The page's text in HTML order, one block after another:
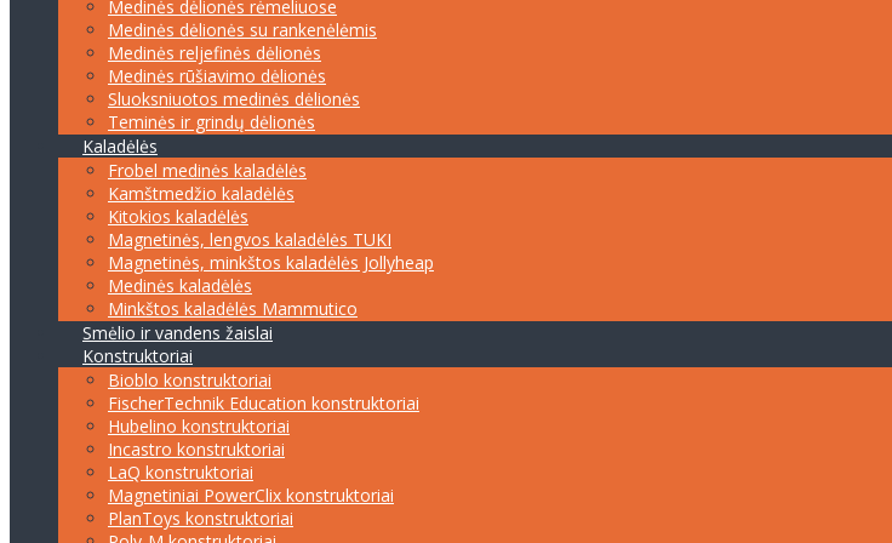
Medinės dėlionės rėmeliuose
Medinės dėlionės su rankenėlėmis
Medinės reljefinės dėlionės
Medinės rūšiavimo dėlionės
Sluoksniuotos medinės dėlionės
Teminės ir grindų dėlionės
Kaladėlės
Frobel medinės kaladėlės
Kamštmedžio kaladėlės
Kitokios kaladėlės
Magnetinės, lengvos kaladėlės TUKI
Magnetinės, minkštos kaladėlės Jollyheap
Medinės kaladėlės
Minkštos kaladėlės Mammutico
Smėlio ir vandens žaislai
Konstruktoriai
Bioblo konstruktoriai
FischerTechnik Education konstruktoriai
Hubelino konstruktoriai
Incastro konstruktoriai
LaQ konstruktoriai
Magnetiniai PowerClix konstruktoriai
PlanToys konstruktoriai